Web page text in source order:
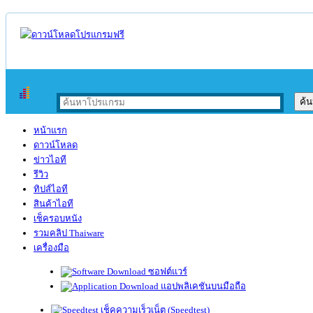
หน้าแรก
ดาวน์โหลด
ข่าวไอที
รีวิว
ทิปส์ไอที
สินค้าไอที
เช็ครอบหนัง
รวมคลิป Thaiware
เครื่องมือ
ซอฟต์แวร์
แอปพลิเคชันบนมือถือ
เช็คความเร็วเน็ต (Speedtest)